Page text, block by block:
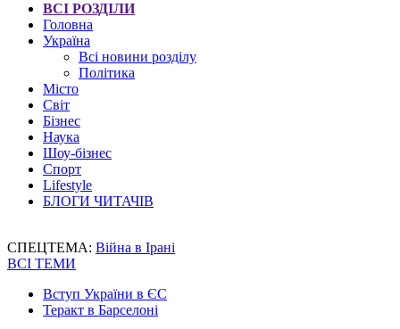
ВСІ РОЗДІЛИ
Головна
Україна
Всі новини розділу
Політика
Місто
Світ
Бізнес
Наука
Шоу-бізнес
Спорт
Lifestyle
БЛОГИ ЧИТАЧІВ
СПЕЦТЕМА: Війна в Ірані
ВСІ ТЕМИ
Вступ України в ЄС
Теракт в Барселоні